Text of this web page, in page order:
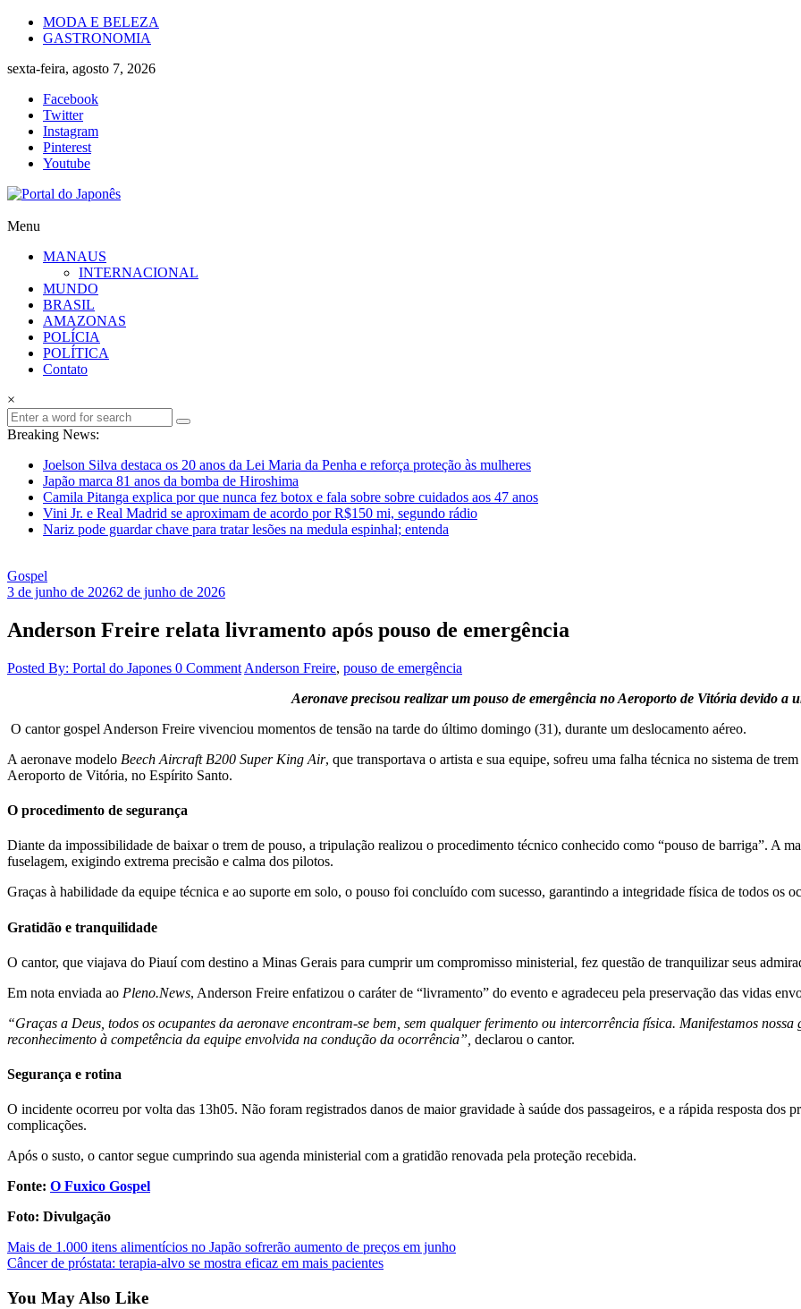
Skip
MODA E BELEZA
GASTRONOMIA
sexta-feira, agosto 7, 2026
Facebook
Twitter
Instagram
Pinterest
Youtube
Portal
Japonês
Japão
mais
perto
Menu
MANAUS
INTERNACIONAL
MUNDO
BRASIL
AMAZONAS
POLÍCIA
POLÍTICA
Contato
×
Breaking News:
Joelson Silva destaca os 20 anos da Lei Maria da Penha e reforça proteção às mulheres
Japão marca 81 anos da bomba de Hiroshima
Camila Pitanga explica por que nunca fez botox e fala sobre sobre cuidados aos 47 anos
Vini Jr. e Real Madrid se aproximam de acordo por R$150 mi, segundo rádio
Nariz pode guardar chave para tratar lesões na medula espinhal; entenda
Gospel
3 de junho de 20262 de junho de 2026
Anderson Freire relata livramento após pouso de emergência
Posted By: Portal do Japones 0 Comment Anderson Freire, pouso de emergência
Aeronave precisou realizar um pouso de emergência no Aeroporto de Vitória devido a
O cantor gospel Anderson Freire vivenciou momentos de tensão na tarde do último domingo (31), durante um deslocamento aéreo.
A aeronave modelo Beech Aircraft B200 Super King Air, que transportava o artista e sua equipe, sofreu uma falha técnica no sistema de
Aeroporto de Vitória, no Espírito Santo.
O procedimento de segurança
Diante da impossibilidade de baixar o trem de pouso, a tripulação realizou o procedimento técnico conhecido como “pouso de barriga”. A
fuselagem, exigindo extrema precisão e calma dos pilotos.
Graças à habilidade da equipe técnica e ao suporte em solo, o pouso foi concluído com sucesso, garantindo a integridade física de todos os
Gratidão e tranquilidade
O cantor, que viajava do Piauí com destino a Minas Gerais para cumprir um compromisso ministerial, fez questão de tranquilizar seus
Em nota enviada ao Pleno.News, Anderson Freire enfatizou o caráter de “livramento” do evento e agradeceu pela preservação das vidas
“Graças a Deus, todos os ocupantes da aeronave encontram-se bem, sem qualquer ferimento ou intercorrência física. Manifestamos
reconhecimento à competência da equipe envolvida na condução da ocorrência”, declarou o cantor.
Segurança e rotina
O incidente ocorreu por volta das 13h05. Não foram registrados danos de maior gravidade à saúde dos passageiros, e a rápida resposta dos
complicações.
Após o susto, o cantor segue cumprindo sua agenda ministerial com a gratidão renovada pela proteção recebida.
Fonte: O Fuxico Gospel
Foto: Divulgação
Post
navigation
Mais de 1.000 itens alimentícios no Japão sofrerão aumento de preços em junho
Câncer de próstata: terapia-alvo se mostra eficaz em mais pacientes
You May Also Like